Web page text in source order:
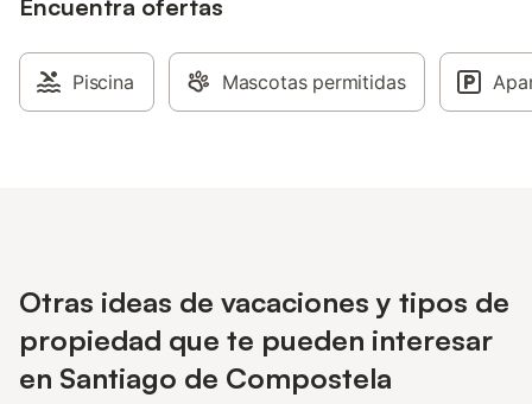
Encuentra ofertas
Piscina Mascotas permitidas
Otras ideas de vacaciones y tipos de
propiedad que te pueden interesar
en Santiago de Compostela